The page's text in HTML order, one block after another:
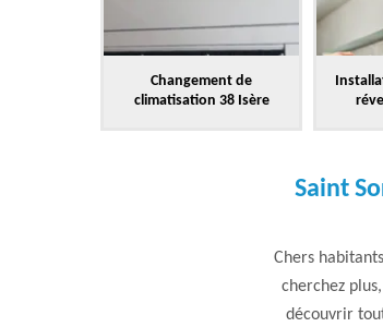
Changement de
climatisation 38 Isère
Saint
Chers
cherchez
découvrir